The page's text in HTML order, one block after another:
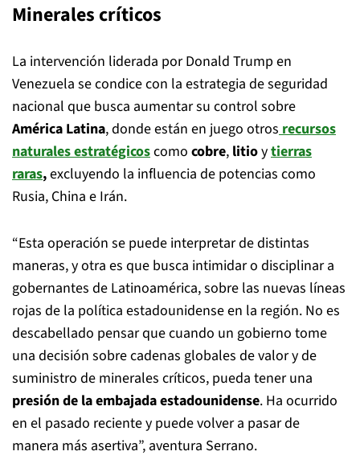
Minerales críticos
La intervención liderada por Donald Trump en
Venezuela se condice con la estrategia de seguridad
nacional que busca aumentar su control sobre
América Latina, donde están en juego otros recursos
naturales estratégicoscomo cobre, litioytierras
raras,excluyendo la influencia de potencias como
Rusia, China e Irán.
“Esta operación se puede interpretar de distintas
maneras, y otra es que busca intimidar o disciplinar a
gobernantes de Latinoamérica, sobre las nuevas líneas
rojas de la política estadounidense en la región. No es
descabellado pensar que cuando un gobierno tome
una decisión sobre cadenas globales de valor y de
suministro de minerales críticos, pueda tener una
presión de la embajada estadounidense. Ha ocurrido
en el pasado reciente y puede volver a pasar de
manera más asertiva”, aventura Serrano.